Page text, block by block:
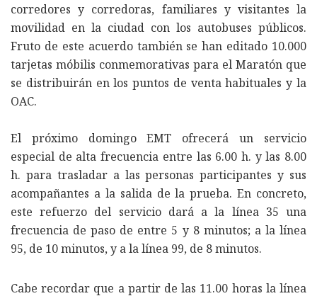
corredores y corredoras, familiares y visitantes la
movilidad en la ciudad con los autobuses públicos.
Fruto de este acuerdo también se han editado 10.000
tarjetas móbilis conmemorativas para el Maratón que
se distribuirán en los puntos de venta habituales y la
OAC.
El próximo domingo EMT ofrecerá un servicio
especial de alta frecuencia entre las 6.00 h. y las 8.00
h. para trasladar a las personas participantes y sus
acompañantes a la salida de la prueba. En concreto,
este refuerzo del servicio dará a la línea 35 una
frecuencia de paso de entre 5 y 8 minutos; a la línea
95, de 10 minutos, y a la línea 99, de 8 minutos.
Cabe recordar que a partir de las 11.00 horas la línea